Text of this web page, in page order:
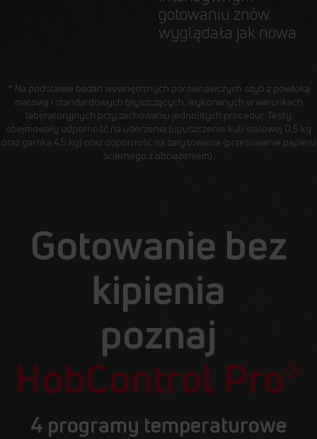
gotowaniu znów
wyglądała jak nowa.
* Na podstawie badań wewnętrznych porównawczych szyb z powłoką
matową i standardowych błyszczących, wykonanych w warunkach
laboratoryjnych przy zachowaniu jednolitych procedur. Testy
obejmowały odporność na uderzenia (upuszczenie kuli stalowej 0,5 kg
oraz garnka 4,5 kg) oraz odporność na zarysowania (przesuwanie papieru
ściernego z obciążeniem).
Gotowanie bez
kipienia
poznaj
HobControl Pro®
4 programy temperaturowe